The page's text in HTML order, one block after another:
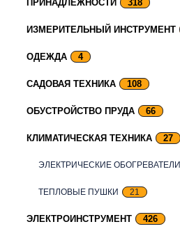
ПРИНАДЛЕЖНОСТИ 318
ИЗМЕРИТЕЛЬНЫЙ ИНСТРУМЕНТ
ОДЕЖДА 4
САДОВАЯ ТЕХНИКА 108
ОБУСТРОЙСТВО ПРУДА 66
КЛИМАТИЧЕСКАЯ ТЕХНИКА 27
ЭЛЕКТРИЧЕСКИЕ ОБОГРЕВАТЕЛИ
ТЕПЛОВЫЕ ПУШКИ 21
ЭЛЕКТРОИНСТРУМЕНТ 426